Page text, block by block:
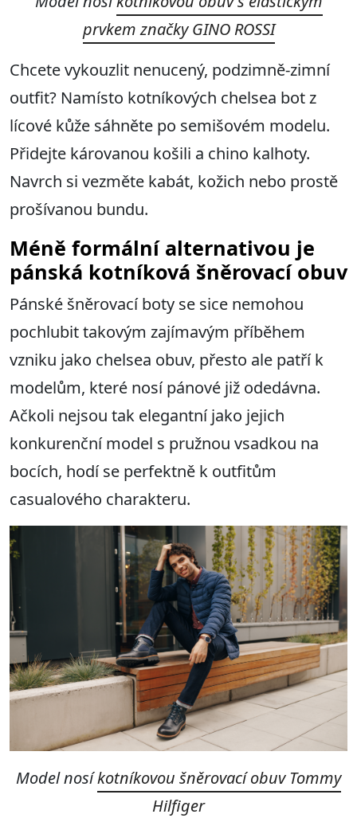
prvkem značky GINO ROSSI
Chcete vykouzlit nenucený, podzimně-zimní
outfit? Namísto kotníkových chelsea bot z
lícové kůže sáhněte po semišovém modelu.
Přidejte károvanou košili a chino kalhoty.
Navrch si vezměte kabát, kožich nebo prostě
prošívanou bundu.
Méně formální alternativou je
pánská kotníková šněrovací obuv
Pánské šněrovací boty se sice nemohou
pochlubit takovým zajímavým příběhem
vzniku jako chelsea obuv, přesto ale patří k
modelům, které nosí pánové již odedávna.
Ačkoli nejsou tak elegantní jako jejich
konkurenční model s pružnou vsadkou na
bocích, hodí se perfektně k outfitům
casualového charakteru.
Model nosíkotníkovou šněrovací obuv Tommy
Hilfiger